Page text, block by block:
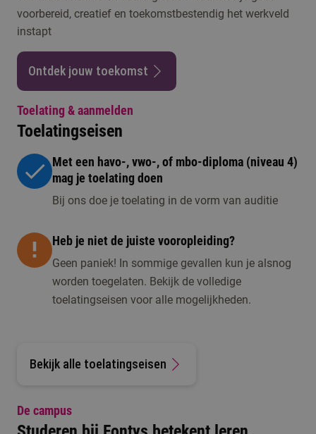
voorbereid, creatief en toekomstbestendig het werkveld
instapt
Ontdek jouw toekomst
Toelating & aanmelden
Toelatingseisen
Met een havo-, vwo-, of mbo-diploma (niveau 4)
mag je toelating doen
Bij ons doe je toelating in de vorm van auditie
Heb je niet de juiste vooropleiding?
Geen paniek! In sommige gevallen kun je alsnog
worden toegelaten. Bekijk de volledige
toelatingseisen voor alle mogelijkheden.
Bekijk alle toelatingseisen
De campus